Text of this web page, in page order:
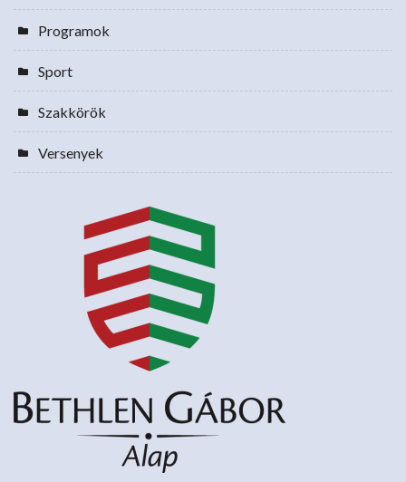
Programok
Sport
Szakkörök
Versenyek